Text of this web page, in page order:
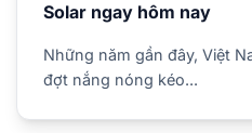
Solar ngay hôm nay
Những năm gần đây, Việt
đợt nắng nóng kéo...